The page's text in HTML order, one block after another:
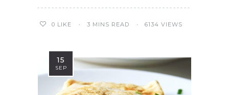
0 LIKE 3 MINS READ 6134 VIEWS
15
SEP